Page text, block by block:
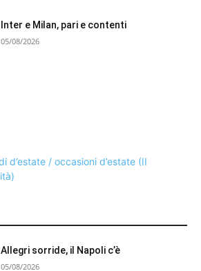
Inter e Milan, pari e contenti
05/08/2026
Allegri sorride, il Napoli c’è
05/08/2026